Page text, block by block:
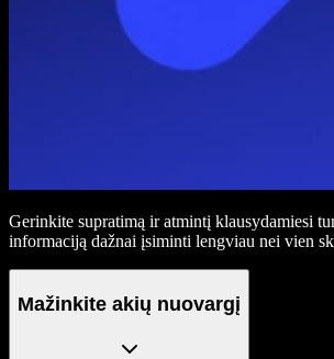
Gerinkite supratimą ir atmintį klausydamiesi
informaciją dažnai įsiminti lengviau nei vien
Mažinkite akių nuovargį